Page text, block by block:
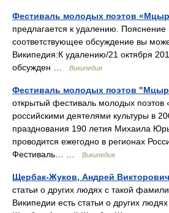
Фестиваль молодых поэтов
предлагается к удалению. Пояснение
соответствующее обсуждение вы
Википедия:К удалению/21 октября
обсужден …
Википедия
Фестиваль молодых поэтов
открытый фестиваль молодых
российскими деятелями культуры в
празднования 190 летия Михаила
проводится ежегодно в регионах
Фестиваль… …
Википедия
Щербак-Жуков, Андрей Викторович
статьи о других людях с такой
Википедии есть статьи о других